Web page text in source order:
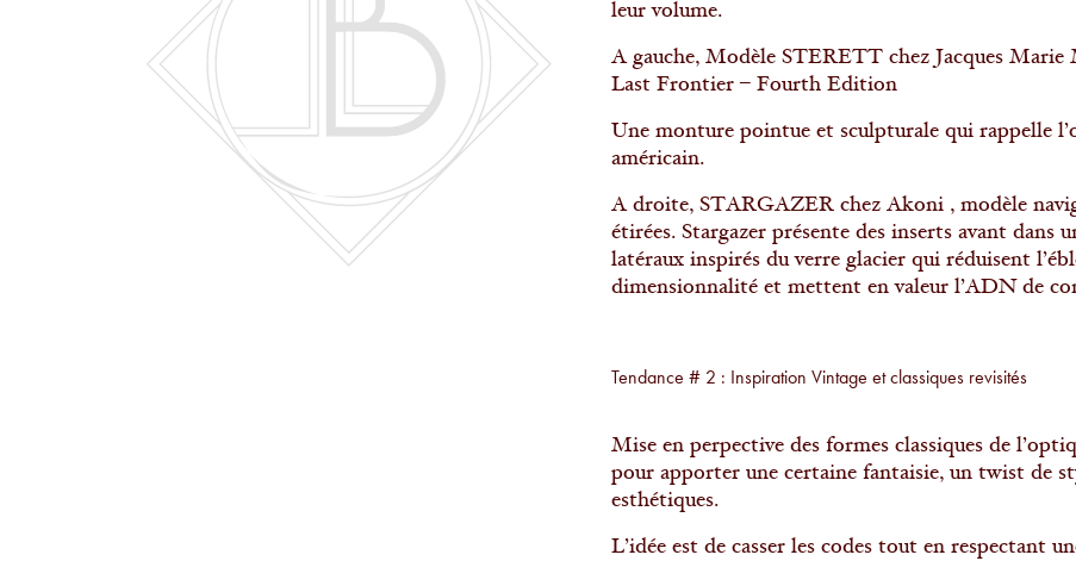
leur volume.
A gauche, Modèle STERETT chez Jacques
Last Frontier – Fourth Edition
Une monture pointue et sculpturale qui rappelle
américain.
A droite, STARGAZER chez Akoni , modèle
étirées. Stargazer présente des inserts avant dans
latéraux inspirés du verre glacier qui réduisent
dimensionnalité et mettent en valeur l’ADN de
Tendance # 2 : Inspiration Vintage et classiques revisités
Mise en perpective des formes classiques de
pour apporter une certaine fantaisie, un twist de
esthétiques.
L’idée est de casser les codes tout en respectant